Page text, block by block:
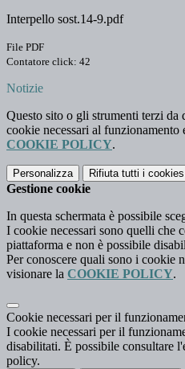
Interpello sost.14-9.pdf
File PDF
Contatore click: 42
Notizie
Questo sito o gli strumenti terzi
cookie necessari al
COOKIE POLICY.
Personalizza Rifiuta tutti i cookies
Gestione cookie
In questa schermata è possibile
I cookie necessari sono quelli che
piattaforma e non è possibile
Per conoscere quali sono i cookie
visionare la COOKIE POLICY.
Cookie necessari per il
I cookie necessari per il
disabilitati. È possibile consultare
policy.